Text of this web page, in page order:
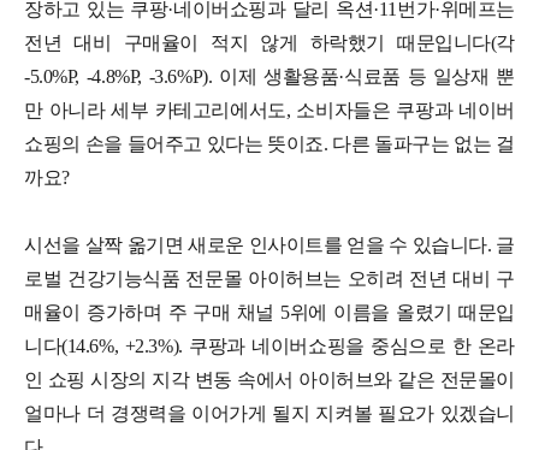
장하고 있는 쿠팡·네이버쇼핑과 달리 옥션·11번가·위메프는
전년 대비 구매율이 적지 않게 하락했기 때문입니다(각
-5.0%P, -4.8%P, -3.6%P). 이제 생활용품·식료품 등 일상재 뿐
만 아니라 세부 카테고리에서도, 소비자들은 쿠팡과 네이버
쇼핑의 손을 들어주고 있다는 뜻이죠. 다른 돌파구는 없는 걸
까요?
시선을 살짝 옮기면 새로운 인사이트를 얻을 수 있습니다. 글
로벌 건강기능식품 전문몰 아이허브는 오히려 전년 대비 구
매율이 증가하며 주 구매 채널 5위에 이름을 올렸기 때문입
니다(14.6%, +2.3%). 쿠팡과 네이버쇼핑을 중심으로 한 온라
인 쇼핑 시장의 지각 변동 속에서 아이허브와 같은 전문몰이
얼마나 더 경쟁력을 이어가게 될지 지켜볼 필요가 있겠습니